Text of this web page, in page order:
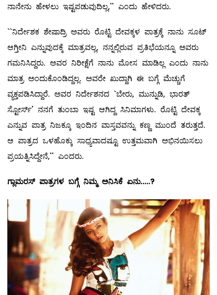
ನಾನೇನು ಹೇಳಲು ಇಷ್ಟಪಡುವುದಿಲ್ಲ,'' ಎಂದು ಹೇಳಿದರು.
``ನಿರ್ದೇಶಕ ಶೇಷಾದ್ರಿ ಅವರು ರೊಟ್ಟಿ ದೇವಕ್ಕಳ ಪಾತ್ರಕ್ಕೆ ನಾನು ಸೂಟ್‌
ಆಗ್ತೀನಿ ಎನ್ನುವುದಕ್ಕೆ ಮಾತ್ರವಲ್ಲ, ನನ್ನಲ್ಲಿರುವ ಪ್ರತಿಭೆಯನ್ನೂ ಅವರು
ಗಮನಿಸಿದ್ದರು. ಅವರ ನಿರೀಕ್ಷೆಗೆ ನಾನು ಮೋಸ ಮಾಡಿಲ್ಲ ಎಂದು ನಾನು
ಮಾತ್ರ ಅಂದುಕೊಂಡಿದ್ದಲ್ಲ. ಅವರೇ ಖುದ್ದಾಗಿ ಈ ಬಗ್ಗೆ ಮೆಚ್ಚುಗೆ
ವ್ಯಕ್ತಪಡಿಸಿದ್ದಾರೆ. ಅವರ ನಿರ್ದೇಶನದ `ಬೇರು, ಮುನ್ನುಡಿ, ಭಾರತ್‌
ಸ್ಟೋರ್ಸ್' ನನಗೆ ತುಂಬಾ ಇಷ್ಟ ಆಗಿದ್ದ ಸಿನಿಮಾಗಳು. ರೊಟ್ಟಿ ದೇವಕ್ಕ
ಎನ್ನುವ ಪಾತ್ರ ನಿಜಕ್ಕೂ ಇಂದಿನ ವಾಸ್ತವವನ್ನು ಕಣ್ಣ ಮುಂದೆ ತರುತ್ತದೆ.
ಆ ಪಾತ್ರದ ಒಳಹೊಕ್ಕು ಸಾಧ್ಯವಾದಷ್ಟೂ ಉತ್ತಮವಾಗಿ ಅಭಿನಯಿಸಲು
ಪ್ರಯತ್ನಿಸಿದ್ದೇನೆ,'' ಎಂದರು.
ಗ್ಲಾಮರಸ್‌ ಪಾತ್ರಗಳ ಬಗ್ಗೆ ನಿಮ್ಮ ಅನಿಸಿಕೆ ಏನು.....?